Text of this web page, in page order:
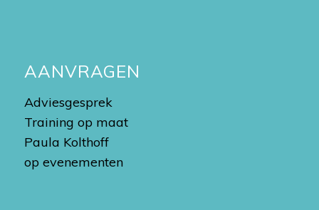
AANVRAGEN
Adviesgesprek
Training op maat
Paula Kolthoff
op evenementen